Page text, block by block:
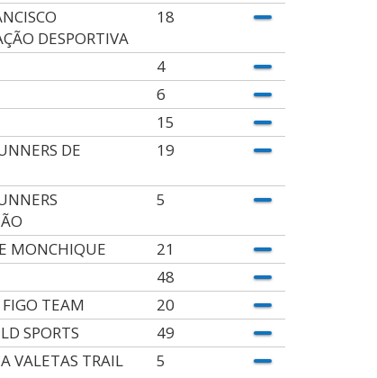
DESPORTIVA
18
4
6
15
DE
19
5
MONCHIQUE
21
48
TEAM
20
SPORTS
49
VALETAS TRAIL
5